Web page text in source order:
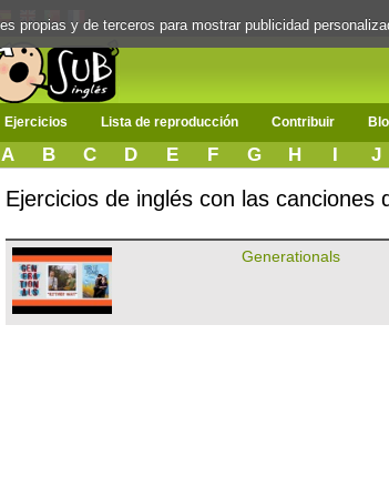
Ejercicios Lista de reproducción Contribuir
A B C D E F G H I J
Ejercicios de inglés con las canciones
Generationals
propias y de terceros para mostrar publicidad